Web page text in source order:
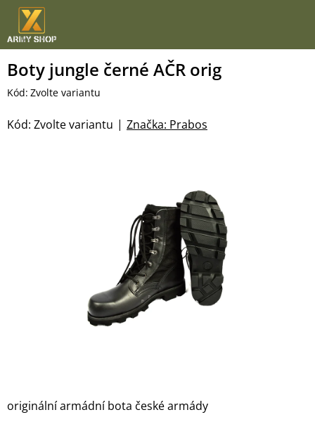
Přejít
obsah
Boty jungle černé AČR orig
Kód: Zvolte variantu
Značka: Prabos
Kód: Zvolte variantu
originální armádní bota české armády